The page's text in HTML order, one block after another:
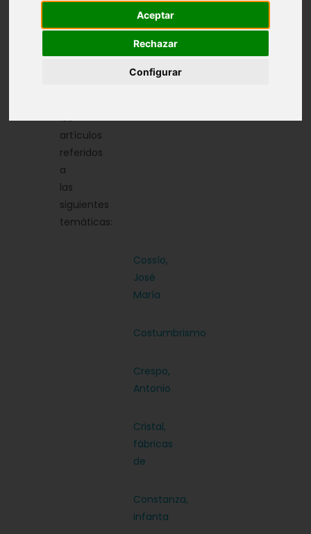
Aceptar
Rechazar
Configurar
COR hasta CUR
los
artículos
referidos
a
las
siguientes
temáticas:
Cossío,
José
María
Costumbrismo
Crespo,
Antonio
Cristal,
fábricas
de
Constanza,
infanta